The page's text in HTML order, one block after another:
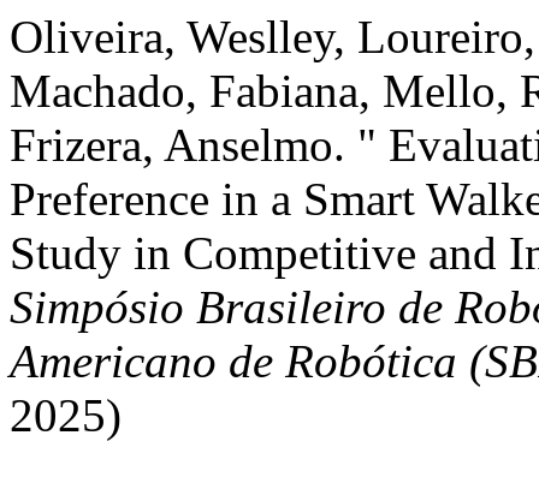
Oliveira, Weslley,
Machado, Fabiana, Mello,
Frizera, Anselmo. "
Preference in a Smart
Study in Competitive and
Simpósio Brasileiro de
Americano de Robótica
2025)